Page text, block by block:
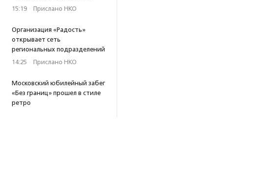
15:19 · Прислано НКО
Организация «Радость»
открывает сеть
региональных подразделений
14:25 · Прислано НКО
Московский юбилейный забег
«Без границ» прошел в стиле
ретро